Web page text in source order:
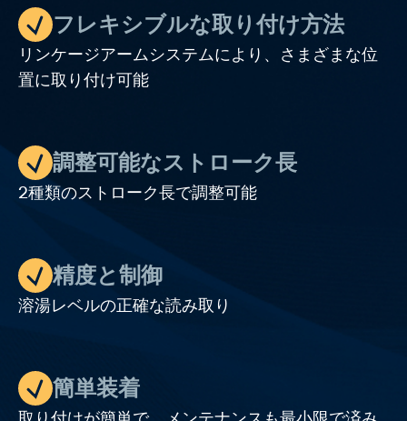
フレキシブルな取り付け方法
リンケージアームシステムにより、さまざまな位
置に取り付け可能
調整可能なストローク長
2種類のストローク長で調整可能
精度と制御
溶湯レベルの正確な読み取り
簡単装着